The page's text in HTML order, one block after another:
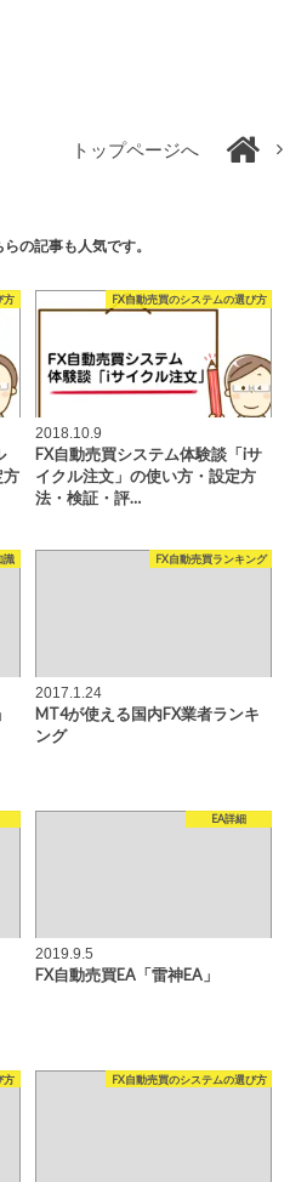
トップページへ
らの記事も人気です。
方
方
FX自動売買のシステムの選び方
2018.10.9
FX自動売買システム体験談「iサ
イクル注文」の使い方・設定方
法・検証・評…
識 FX自動売買ランキング
2017.1.24
MT4が使える国内FX業者ランキ
ング
EA詳細
2019.9.5
FX自動売買EA「雷神EA」
方 FX自動売買のシステムの選び方